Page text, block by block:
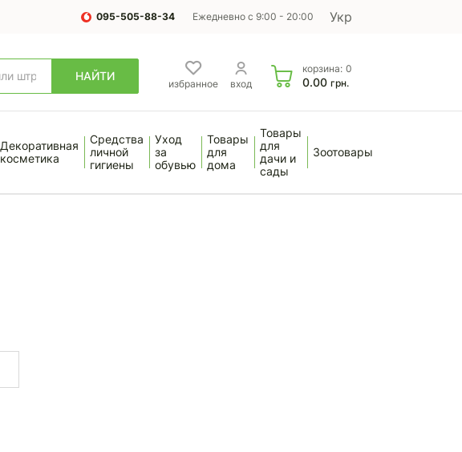
095-505-88-34 Ежедневно с 9:00 - 20:00 Укр
НАЙТИ
избранное вход
корзина: 0
0.00 грн.
Декоративная
косметика
Средства
личной
гигиены
Уход
за
обувью
Товары
для
дома
Товары
для
дачи и
сады
Зоотовары